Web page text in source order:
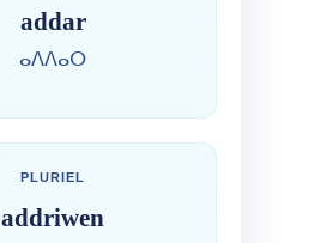
addar
ⴰⴷⴷⴰⵔ
PLURIEL
addriwen